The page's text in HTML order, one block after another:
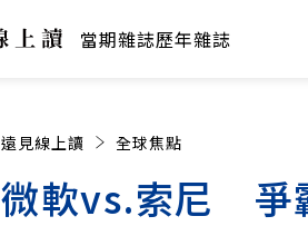
當期雜誌歷年雜誌
遠見線上讀 全球焦點
微軟vs.索尼 爭